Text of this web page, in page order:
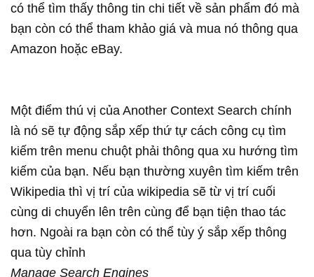
có thể tìm thấy thông tin chi tiết về sản phẩm đó mà
bạn còn có thể tham khảo giá và mua nó thông qua
Amazon hoặc eBay.
Một điểm thú vị của Another Context Search chính
là nó sẽ tự động sắp xếp thứ tự cách công cụ tìm
kiếm trên menu chuột phải thông qua xu hướng tìm
kiếm của bạn. Nếu bạn thường xuyên tìm kiếm trên
Wikipedia thì vị trí của wikipedia sẽ từ vị trí cuối
cùng di chuyển lên trên cùng để bạn tiện thao tác
hơn. Ngoài ra bạn còn có thể tùy ý sắp xếp thông
qua tùy chỉnh
Manage Search Engines